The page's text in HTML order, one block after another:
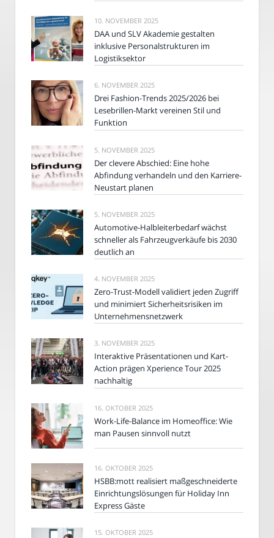
10. NOVEMBER 2025
DAA und SLV Akademie gestalten
inklusive Personalstrukturen im
Logistiksektor
6. NOVEMBER 2025
Drei Fashion-Trends 2025/2026 bei
Lesebrillen-Markt vereinen Stil und
Funktion
5. NOVEMBER 2025
Der clevere Abschied: Eine hohe
Abfindung verhandeln und den Karriere-
Neustart planen
5. NOVEMBER 2025
Automotive-Halbleiterbedarf wächst
schneller als Fahrzeugverkäufe bis 2030
deutlich an
4. NOVEMBER 2025
Zero-Trust-Modell validiert jeden Zugriff
und minimiert Sicherheitsrisiken im
Unternehmensnetzwerk
3. NOVEMBER 2025
Interaktive Präsentationen und Kart-
Action prägen Xperience Tour 2025
nachhaltig
16. OKTOBER 2025
Work-Life-Balance im Homeoffice: Wie
man Pausen sinnvoll nutzt
16. OKTOBER 2025
HSBB:mott realisiert maßgeschneiderte
Einrichtungslösungen für Holiday Inn
Express Gäste
15. OKTOBER 2025